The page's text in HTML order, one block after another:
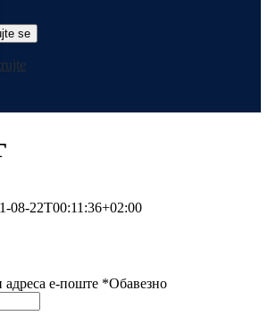
08-22T00:11:36+02:00
е-поште *Обавезно